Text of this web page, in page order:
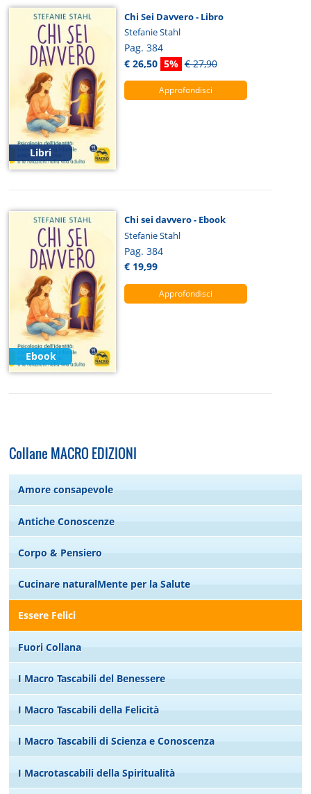
Libri
Chi Sei Davvero - Libro
Stefanie Stahl
Pag. 384
€ 26,50 5% € 27,90
Approfondisci
Ebook
Chi sei davvero - Ebook
Stefanie Stahl
Pag. 384
€ 19,99
Approfondisci
Collane MACRO EDIZIONI
Amore consapevole
Antiche Conoscenze
Corpo & Pensiero
Cucinare naturalMente per la Salute
Essere Felici
Fuori Collana
I Macro Tascabili del Benessere
I Macro Tascabili della Felicità
I Macro Tascabili di Scienza e Conoscenza
I Macrotascabili della Spiritualità